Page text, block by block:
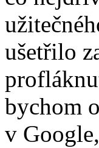
ušetřilo
bychom
v